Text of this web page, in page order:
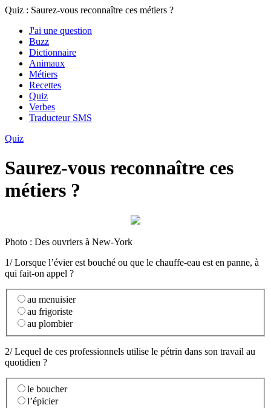
Quiz : Saurez-vous reconnaître ces métiers ?
J'ai une question
Buzz
Dictionnaire
Animaux
Métiers
Recettes
Quiz
Verbes
Traducteur SMS
Quiz
Saurez-vous reconnaître ces
métiers ?
Photo : Des ouvriers à New-York
1/ Lorsque l’évier est bouché ou que le chauffe-eau est en panne, à
qui fait-on appel ?
au menuisier
au frigoriste
au plombier
2/ Lequel de ces professionnels utilise le pétrin dans son travail au
quotidien ?
le boucher
l’épicier